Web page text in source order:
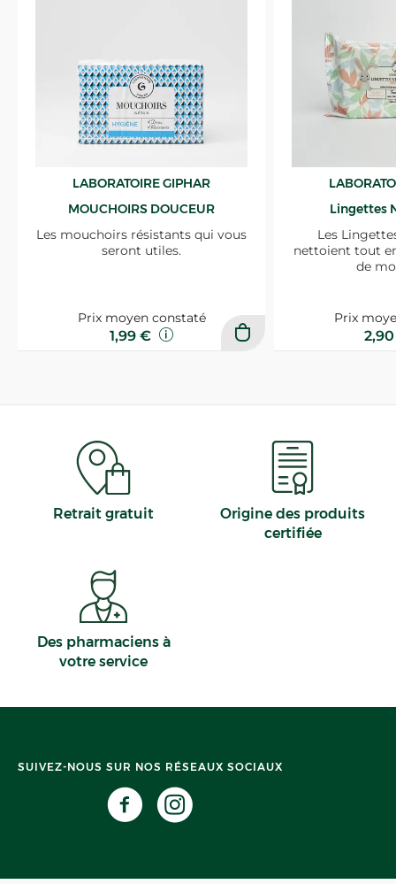
LABORATOIRE GIPHAR
MOUCHOIRS DOUCEUR
Les mouchoirs résistants qui vous
seront utiles.
Prix moyen constaté
1,99 €
Lingettes
Les
nettoient tout
de
Prix
Retrait gratuit
Origine des produits
certifiée
Des pharmaciens à
votre service
SUIVEZ-NOUS SUR NOS RÉSEAUX SOCIAUX